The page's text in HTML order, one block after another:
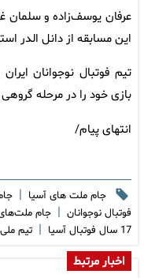
عرفان یوسف‌زاده و سلمان
این مسابقه از دانل الدر
تیم فوتبال نوجوانان
بازی خود را در مرحله
انتهای پیام/
جام ملت های آسیا |
فوتبال نوجوانان | جام ملت‌های
17 سال فوتبال آسیا
| تیم ملی
اخبار مرتبط